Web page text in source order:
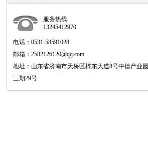
服务热线
13245412970
电话：0531-58591028
邮箱：2582126120@qq.com
地址：山东省济南市天桥区梓东大道8号中德产业园
三期29号